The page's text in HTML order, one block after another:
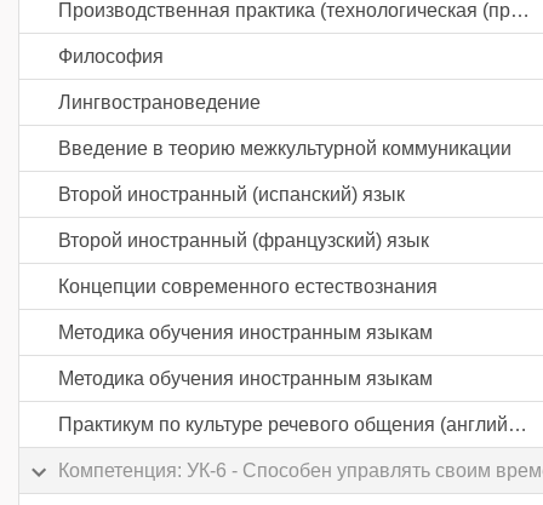
Производственная практика (технологическая (проектно-технологическая) практика)
Философия
Лингвострановедение
Введение в теорию межкультурной коммуникации
Второй иностранный (испанский) язык
Второй иностранный (французский) язык
Концепции современного естествознания
Методика обучения иностранным языкам
Методика обучения иностранным языкам
Практикум по культуре речевого общения (английский язык)
Компетенция: УК-6 - Способен управлять своим